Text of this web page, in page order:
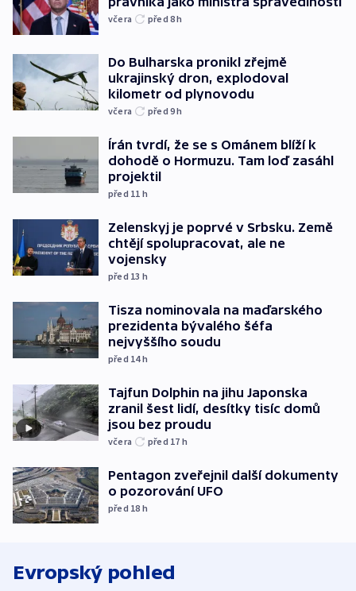
včera před 8h
Do Bulharska pronikl zřejmě
ukrajinský dron, explodoval
kilometr od plynovodu
včera před 9h
Írán tvrdí, že se s Ománem blíží k
dohodě o Hormuzu. Tam loď zasáhl
projektil
před 11 h
Zelenskyj je poprvé v Srbsku. Země
chtějí spolupracovat, ale ne
vojensky
před 13 h
Tisza nominovala na maďarského
prezidenta bývalého šéfa
nejvyššího soudu
před 14h
Tajfun Dolphin na jihu Japonska
zranil šest lidí, desítky tisíc domů
jsou bez proudu
včera před 17 h
Pentagon zveřejnil další dokumenty
o pozorování UFO
před 18 h
Evropský pohled